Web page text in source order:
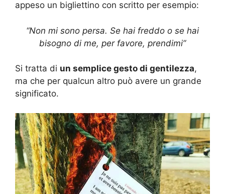
appeso un bigliettino con scritto per esempio:
“Non mi sono persa. Se hai freddo o se hai
bisogno di me, per favore, prendimi”
Si tratta di un semplice gesto di gentilezza,
ma che per qualcun altro può avere un grande
significato.